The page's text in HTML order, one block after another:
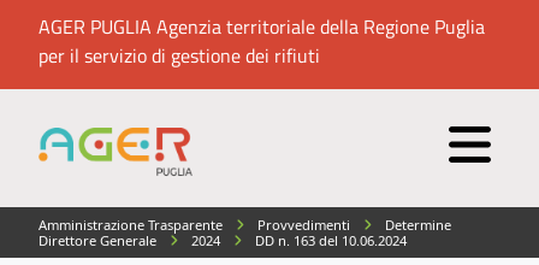
AGER PUGLIA Agenzia territoriale della Regione Puglia
per il servizio di gestione dei rifiuti
Amministrazione Trasparente Provvedimenti
Determine
Direttore Generale
2024 DD n. 163 del 10.06.2024